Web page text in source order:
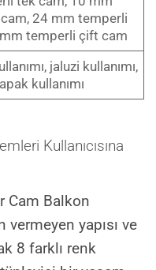
24 mm temperli
temperli çift cam
jaluzi kullanımı,
kullanımı
Kullanıcısına
Cam Balkon
yapısı ve
8 farklı renk